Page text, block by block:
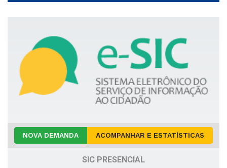
NOVA DEMANDA ACOMPANHAR E ESTATÍSTICAS
SIC PRESENCIAL